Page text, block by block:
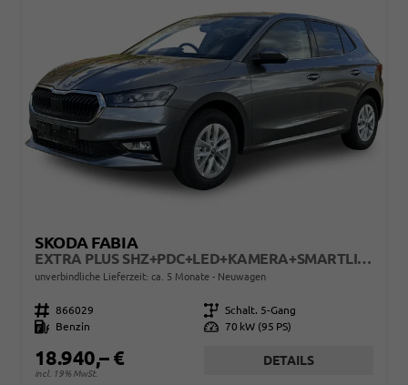
SKODA FABIA
EXTRA PLUS SHZ+PDC+LED+KAMERA+SMARTLINK+LM
unverbindliche Lieferzeit: ca. 5 Monate Neuwagen
Fahrzeugnr. 866029 Getriebe Schalt. 5-Gang
Kraftstoff
Benzin Leistung 70 kW (95 PS)
18.940,– €
incl. 19% MwSt.
DETAILS